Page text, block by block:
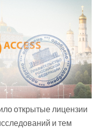
открытые лицензии
и тем